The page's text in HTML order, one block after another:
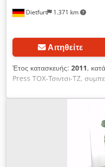
Dietfurt 1.371 km
Αιτηθείτε
Έτος κατασκευής: 2011,
Press TOX-Τσιντσι-TZ,
& ηλεκτρικού θαλάμου
Τύπος: TZ 05.422289
σύστημα Τύπος: STE 606-
EPMR 055.034.100.000
σχηματικού διαγράμματος
Συμπεριλαμβανομένου του
περιλαμβάνονται τα
και του ηλεκτρικού πίνακα